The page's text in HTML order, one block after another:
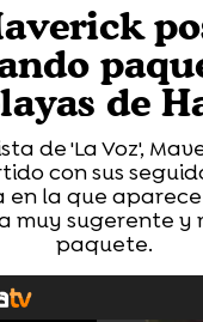
de
de 'La Voz',
con sus
en la que
muy sugerente y
paquete.